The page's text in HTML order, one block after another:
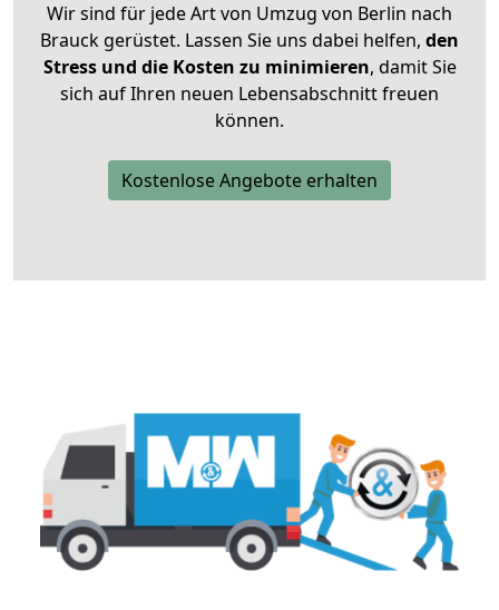
Wir sind für jede Art von Umzug von Berlin nach
Brauck gerüstet. Lassen Sie uns dabei helfen, den
Stress und die Kosten zu minimieren, damit Sie
sich auf Ihren neuen Lebensabschnitt freuen
können.
Kostenlose Angebote erhalten